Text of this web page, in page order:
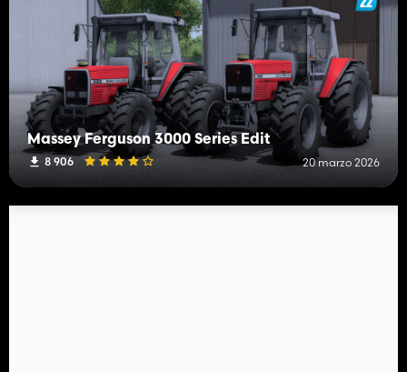
Massey Ferguson 3000 Series Edit
8 906 20 marzo 2026